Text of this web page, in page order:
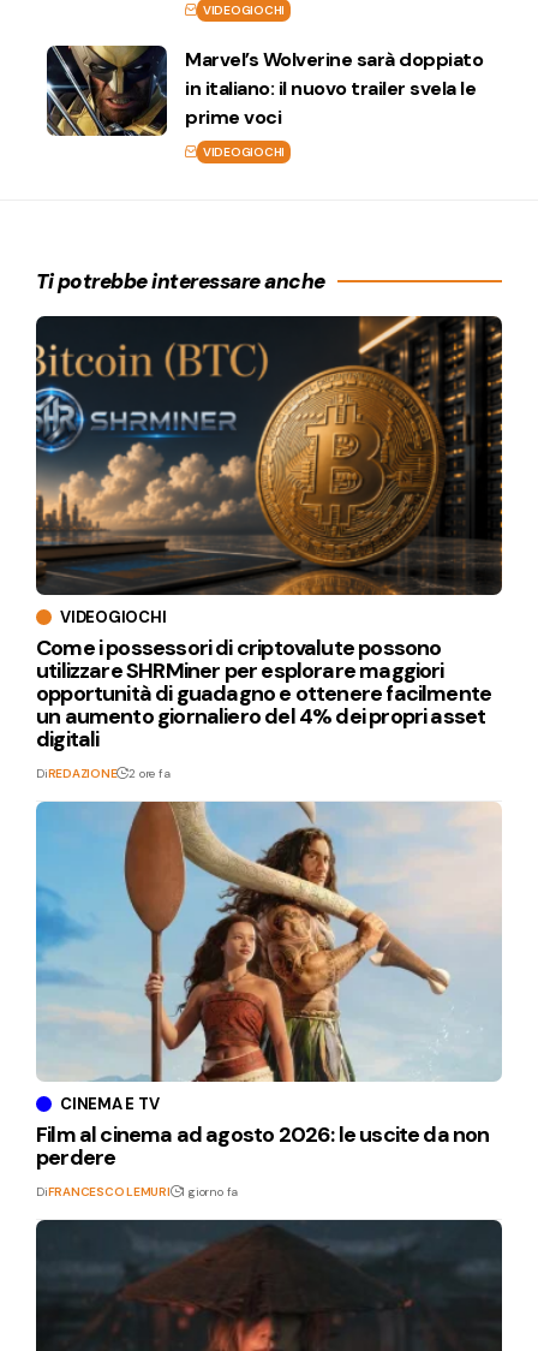
VIDEOGIOCHI
Marvel’s Wolverine sarà doppiato
in italiano: il nuovo trailer svela le
prime voci
VIDEOGIOCHI
Ti potrebbe interessare anche
VIDEOGIOCHI
Come i possessori di criptovalute possono
utilizzare SHRMiner per esplorare maggiori
opportunità di guadagno e ottenere facilmente
un aumento giornaliero del 4% dei propri asset
digitali
DiREDAZIONE 2 ore fa
CINEMA E TV
Film al cinema ad agosto 2026: le uscite da non
perdere
DiFRANCESCO LEMURI 1 giorno fa